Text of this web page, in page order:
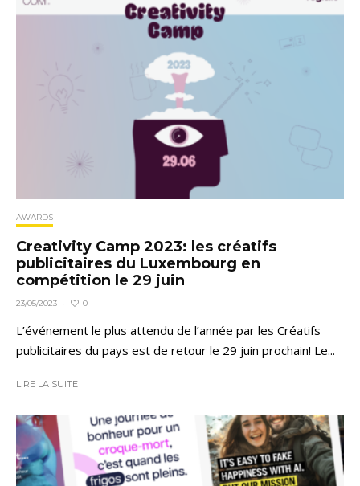
AWARDS
Creativity Camp 2023: les créatifs
publicitaires du Luxembourg en
compétition le 29 juin
23/05/2023 · 0
L’événement le plus attendu de l’année par les Créatifs
publicitaires du pays est de retour le 29 juin prochain! Le...
LIRE LA SUITE